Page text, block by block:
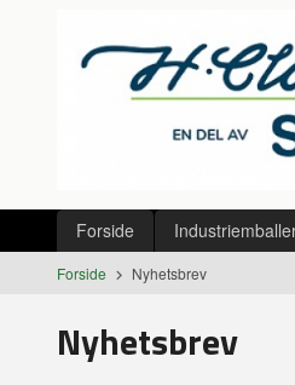
Produkter
Forside
Forside Nyhetsbrev
Nyhetsbrev